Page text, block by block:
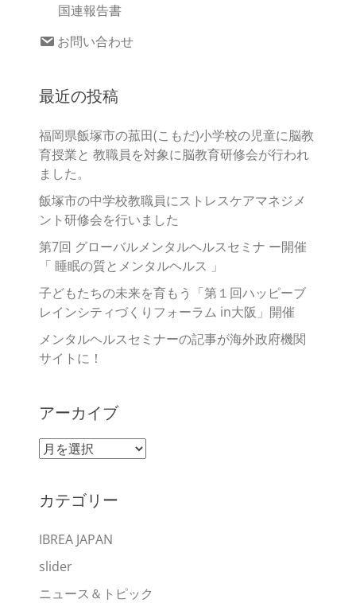
国連報告書
お問い合わせ
最近の投稿
福岡県飯塚市の菰田(こもだ)小学校の児童に脳教
育授業と 教職員を対象に脳教育研修会が行われ
ました。
飯塚市の中学校教職員にストレスケアマネジメ
ント研修会を行いました
第7回 グローバルメンタルヘルスセミナ ー開催
「 睡眠の質とメンタルヘルス 」
子どもたちの未来を育もう「第１回ハッピーブ
レインシティづくりフォーラム in大阪」開催
メンタルヘルスセミナーの記事が海外政府機関
サイトに！
アーカイブ
ア
イ
カテゴリー
IBREA JAPAN
slider
ニュース＆トピック